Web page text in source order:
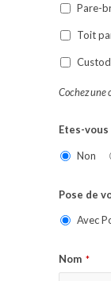
Pare-
Toit
Cochez une
Etes-
Non
Pose de
Avec
Nom *